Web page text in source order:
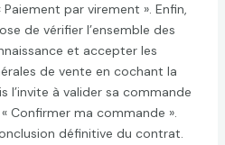
par virement ». Enfin,
de vérifier l’ensemble des
et accepter les
de vente en cochant la
l’invite à valider sa commande
Confirmer ma commande ».
définitive du contrat.